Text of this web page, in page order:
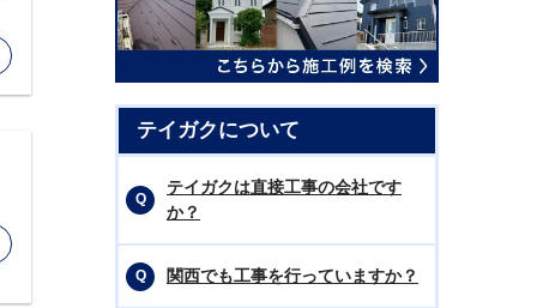
テイガクについて
テイガクは直接工事の会社です
か？
関西でも工事を行っていますか？